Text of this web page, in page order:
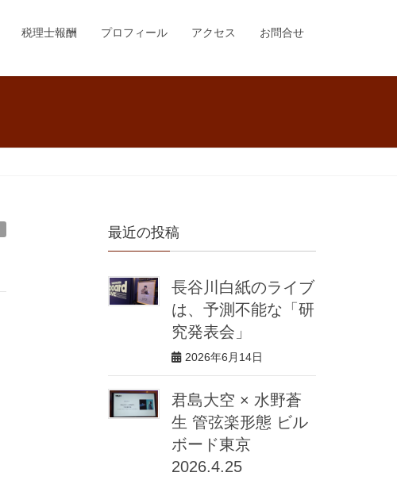
税理士報酬 プロフィール アクセス お問合せ
最近の投稿
長谷川白紙のライブ
は、予測不能な「研
究発表会」
2026年6月14日
君島大空 × 水野蒼
生 管弦楽形態 ビル
ボード東京
2026.4.25